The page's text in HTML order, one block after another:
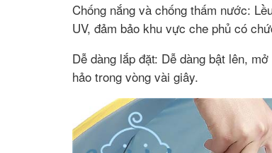
Chống nắng và chống thấm nước:
UV, đảm bảo khu vực che phủ có
Dễ dàng lắp đặt: Dễ dàng bật lên,
hảo trong vòng vài giây.